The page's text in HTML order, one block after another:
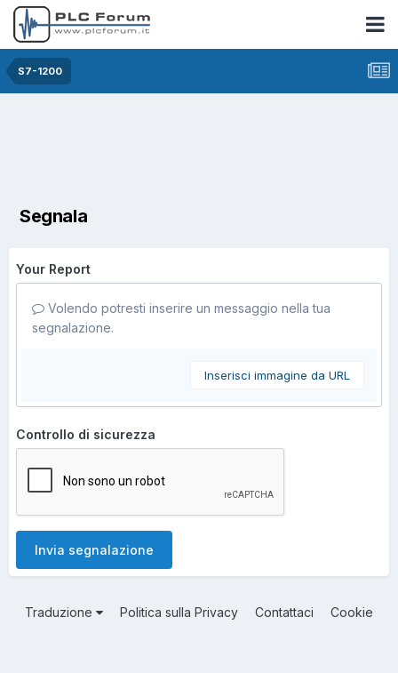
S7-1200
Segnala
Your Report
Volendo potresti inserire un messaggio nella tua
segnalazione.
Inserisci immagine da URL
Controllo di sicurezza
Invia segnalazione
Traduzione Politica sulla Privacy Contattaci Cookie